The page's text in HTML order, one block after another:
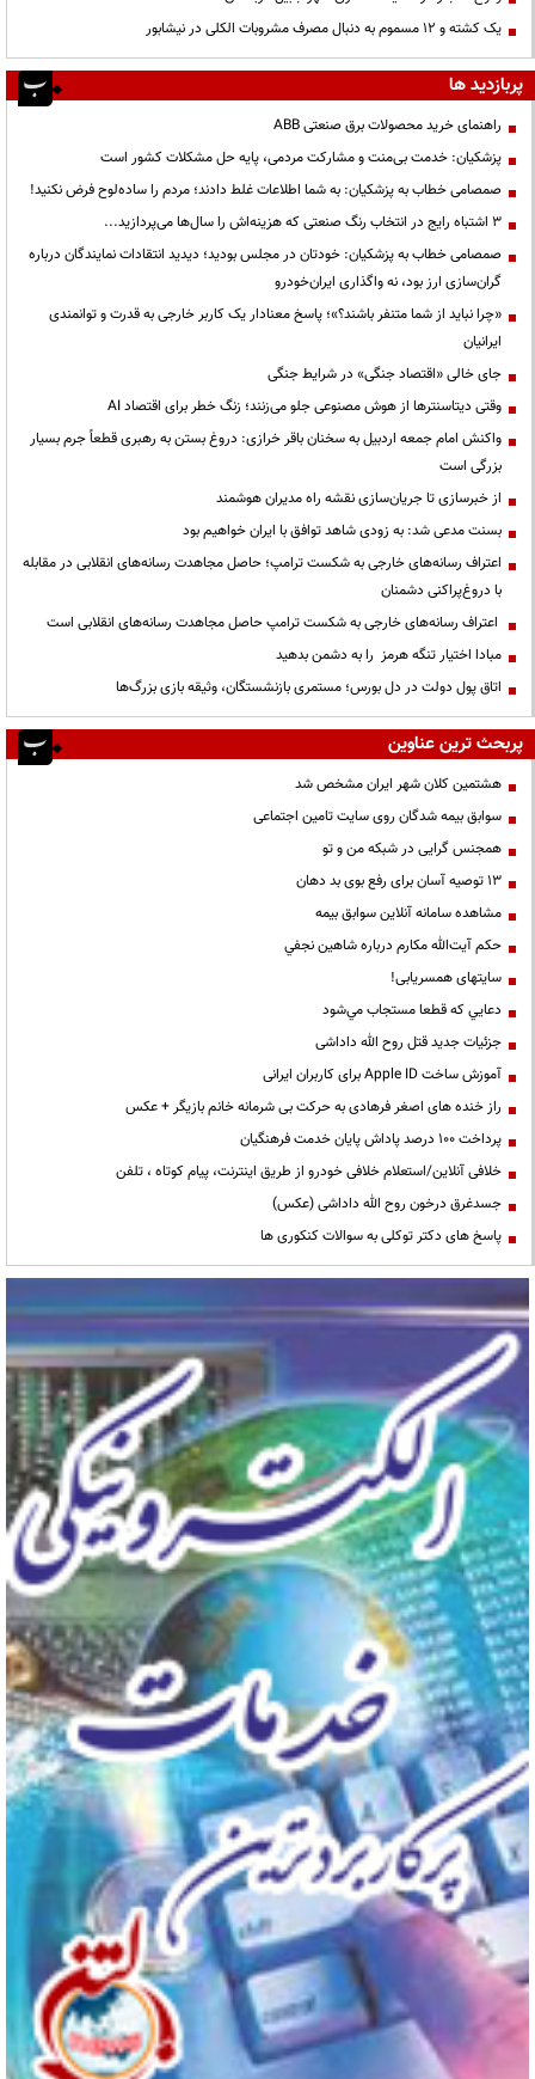
یک کشته و ۱۲ مسموم به دنبال مصرف مشروبات الکلی در نیشابور
پربازدید ها
راهنمای خرید محصولات برق صنعتی ABB
پزشکیان: خدمت بی‌منت و مشارکت مردمی، پایه حل مشکلات کشور است
صمصامی خطاب به پزشکیان: به شما اطلاعات غلط دادند؛ مردم را ساده‌لوح فرض نکنید!
3 اشتباه رایج در انتخاب رنگ صنعتی که هزینه‌اش را سال‌ها می‌پردازید...
صمصامی خطاب به پزشکیان: خودتان در مجلس بودید؛ دیدید انتقادات نمایندگان درباره
گران‌سازی ارز بود، نه واگذاری ایران‌خودرو
«چرا نباید از شما متنفر باشند؟»؛ پاسخ معنادار یک کاربر خارجی به قدرت و توانمندی
ایرانیان
جای خالی «اقتصاد جنگی» در شرایط جنگی
وقتی دیتاسنترها از هوش مصنوعی جلو می‌زنند؛ زنگ خطر برای اقتصاد AI
واکنش امام جمعه اردبیل به سخنان باقر خرازی: دروغ بستن به رهبری قطعاً جرم بسیار
بزرگی است
از خبرسازی تا جریان‌سازی نقشه راه مدیران هوشمند
بسنت مدعی شد: به زودی شاهد توافق با ایران خواهیم بود
اعتراف رسانه‌های خارجی به شکست ترامپ؛ حاصل مجاهدت رسانه‌های انقلابی در مقابله
با دروغ‌پراکنی دشمنان
اعتراف رسانه‌های خارجی به شکست ترامپ حاصل مجاهدت رسانه‌های انقلابی است
مبادا اختیار تنگه هرمز را به دشمن بدهید
اتاق پول دولت در دل بورس؛ مستمری بازنشستگان، وثیقه بازی بزرگ‌ها
پربحث ترین عناوین
هشتمین کلان شهر ایران مشخص شد
سوابق بیمه شدگان روی سایت تامین اجتماعی
همجنس گرایی در شبکه من و تو
13 توصیه آسان برای رفع بوی بد دهان
مشاهده سامانه آنلاين سوابق بیمه
حكم آيت‌الله مكارم درباره شاهين نجفي
سایتهای همسریابی!
دعايي كه قطعا مستجاب مي‌شود
جزئیات جدید قتل روح الله داداشی
آموزش ساخت Apple ID برای کاربران ایرانی
راز خنده های اصغر فرهادی به حرکت بی شرمانه خانم بازیگر + عکس
پرداخت ۱۰۰ درصد پاداش پایان خدمت فرهنگیان
خلافی آنلاین/استعلام خلافی خودرو از طریق اینترنت، پیام کوتاه ، تلفن
جسدغرق درخون روح الله داداشی (عکس)
پاسخ های دکتر توکلی به سوالات کنکوری ها